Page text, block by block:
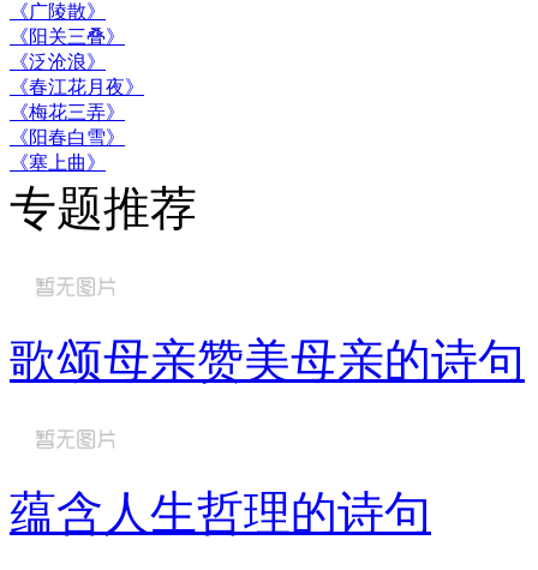
《广陵散》
《阳关三叠》
《泛沧浪》
《春江花月夜》
《梅花三弄》
《阳春白雪》
《塞上曲》
专题推荐
歌颂母亲赞美母亲的诗句
蕴含人生哲理的诗句